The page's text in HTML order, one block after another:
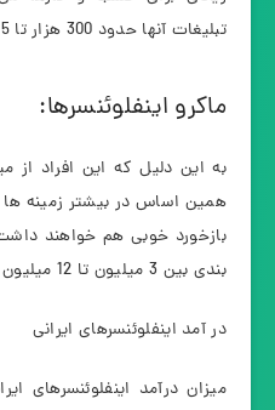
تبلیغات آنها حدود 300 هزار تا 5 میلیون تومان است.
ماکرو اینفلوئنسرها:
به این دلیل که این افراد از
همین اساس در بیشتر زمینه ها
بازخورد خوبی هم خواهند
بندی بین 3 میلیون تا 12 میلیون تومان است.
در آمد اینفلوئنسرهای ایرانی
میزان درآمد اینفلوئنسرهای